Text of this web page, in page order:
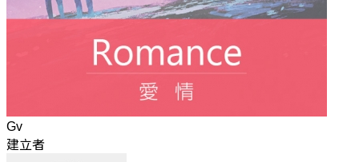
Gv
建立者